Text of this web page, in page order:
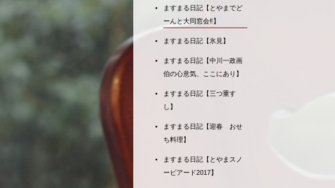
ますまる日記【とやまでど
ーんと大同窓会‼】
ますまる日記【氷見】
ますまる日記【中川一政画
伯の心意気、ここにあり】
ますまる日記【三つ重す
し】
ますまる日記【迎春 おせ
ち料理】
ますまる日記【とやまスノ
ーピアード2017】